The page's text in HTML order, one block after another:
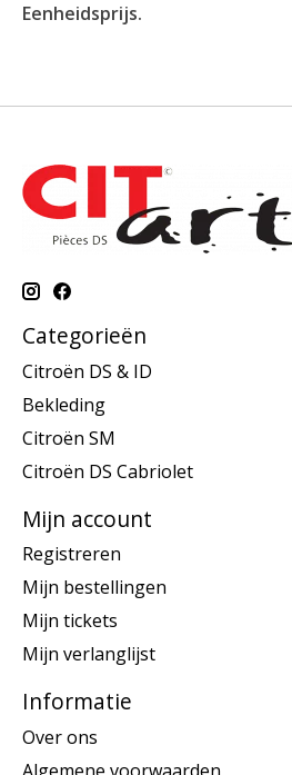
Eenheidsprijs.
Categorieën
Citroën DS & ID
Bekleding
Citroën SM
Citroën DS Cabriolet
Mijn account
Registreren
Mijn bestellingen
Mijn tickets
Mijn verlanglijst
Informatie
Over ons